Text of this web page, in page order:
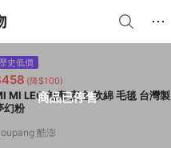
商品已停售
歷史低價
(降$100)
MI LEO 無毒 安全 軟綿 毛毯 台灣製 500g
幻粉
酷澎